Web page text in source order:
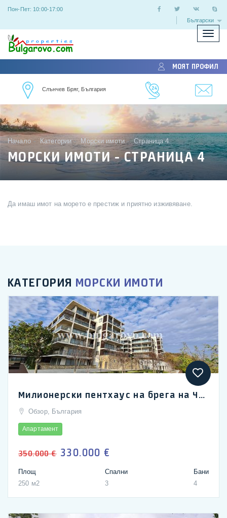
Пон-Пет: 10:00-17:00
Български
МОЯТ ПРОФИЛ
Слънчев Бряг, България
Начало Категории Морски имоти Страница 4
МОРСКИ ИМОТИ - СТРАНИЦА 4
Да имаш имот на морето е престиж и приятно изживяване.
КАТЕГОРИЯ МОРСКИ ИМОТИ
Милионерски пентхаус на брега на Черно море край Обзор
Обзор, България
Апартамент
350.000 € 330.000 €
Площ
250 м2
Спални
3
Бани
4